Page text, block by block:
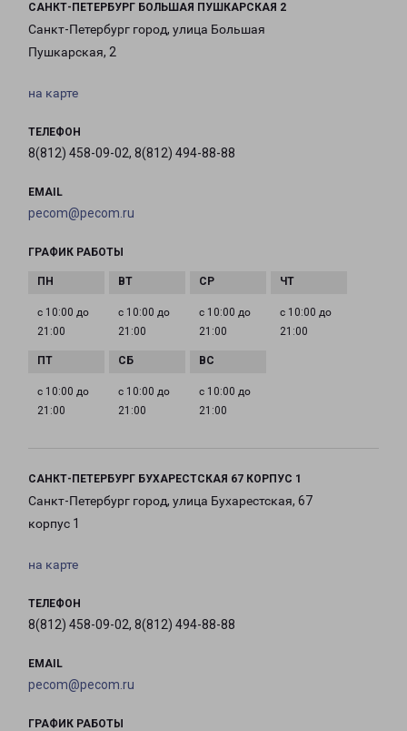
САНКТ-ПЕТЕРБУРГ БОЛЬШАЯ ПУШКАРСКАЯ 2
Санкт-Петербург город, улица Большая
Пушкарская, 2
на карте
ТЕЛЕФОН
8(812) 458-09-02, 8(812) 494-88-88
EMAIL
pecom@pecom.ru
ГРАФИК РАБОТЫ
с 10:00 до
21:00
с 10:00 до
21:00
с 10:00 до
21:00
с 10:00 до
21:00
с 10:00 до
21:00
с 10:00 до
21:00
с 10:00 до
21:00
САНКТ-ПЕТЕРБУРГ БУХАРЕСТСКАЯ 67 КОРПУС 1
Санкт-Петербург город, улица Бухарестская, 67
корпус 1
на карте
ТЕЛЕФОН
8(812) 458-09-02, 8(812) 494-88-88
EMAIL
pecom@pecom.ru
ГРАФИК РАБОТЫ